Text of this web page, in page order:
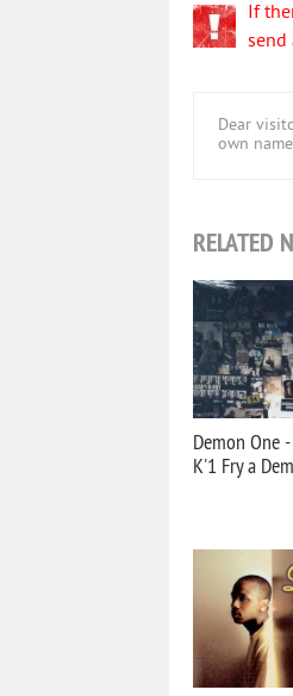
If
send
Dear
own
RELATED
Demon One
K'1 Fry a